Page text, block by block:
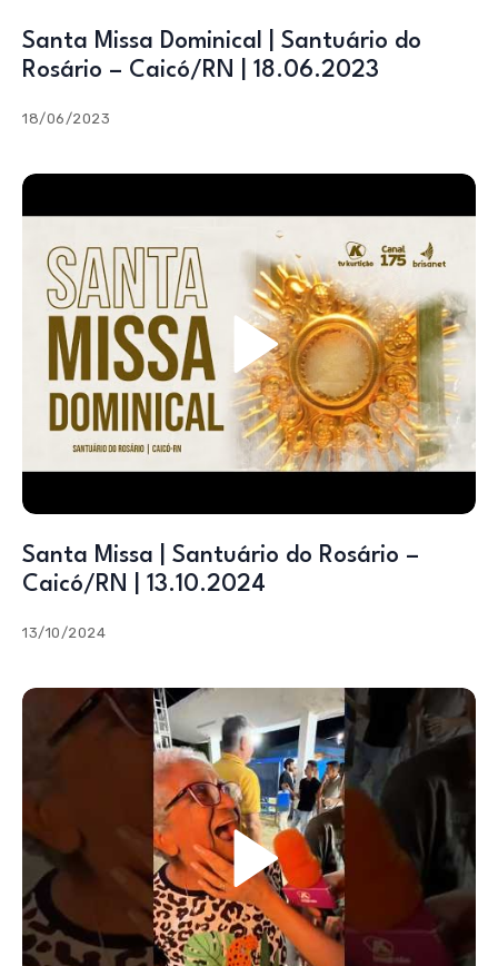
Santa Missa Dominical | Santuário do
Rosário – Caicó/RN | 18.06.2023
18/06/2023
Santa Missa | Santuário do Rosário –
Caicó/RN | 13.10.2024
13/10/2024